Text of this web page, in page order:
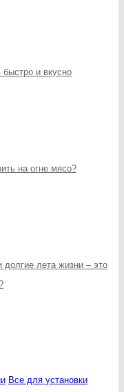
быстро и вкусно
на огне мясо?
лета жизни – это
Все для установки